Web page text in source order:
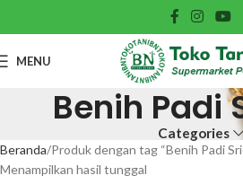
MENU
Benih Padi
Categories
Beranda Produk dengan tag “Benih Padi
Menampilkan hasil tunggal